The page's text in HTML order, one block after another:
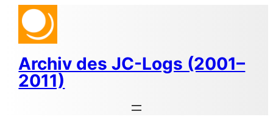
Zum
Inhalt
springen
Archiv des JC-Logs (2001–
2011)